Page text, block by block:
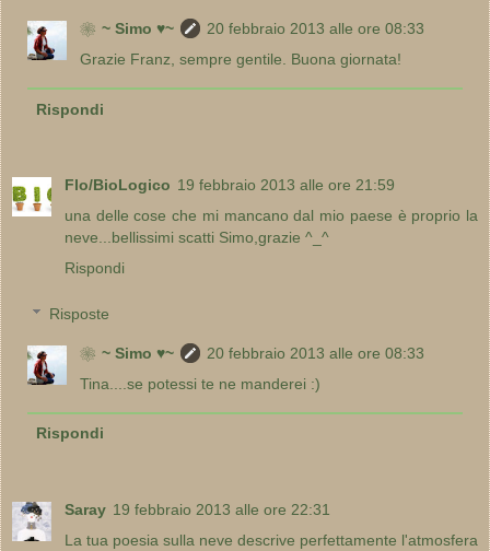
❀~ Simo ♥~
20 febbraio 2013 alle ore 08:33
Grazie Franz, sempre gentile. Buona giornata!
Rispondi
Flo/BioLogico 19 febbraio 2013 alle ore 21:59
una delle cose che mi mancano dal mio paese è proprio la
neve...bellissimi scatti Simo,grazie ^_^
Rispondi
Risposte
❀~ Simo ♥~
20 febbraio 2013 alle ore 08:33
Tina....se potessi te ne manderei :)
Rispondi
Saray 19 febbraio 2013 alle ore 22:31
La tua poesia sulla neve descrive perfettamente l'atmosfera